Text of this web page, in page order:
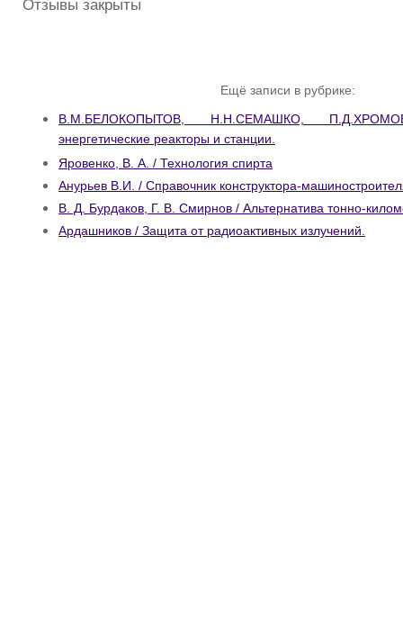
Отзывы закрыты
Ещё записи в рубрике:
В.М.БЕЛОКОПЫТОВ, Н.Н.СЕМАШКО,
энергетические реакторы и станции.
Яровенко, В. А. / Технология спирта
Анурьев В.И. / Справочник конструктора-
В. Д. Бурдаков, Г. В. Смирнов / Альтернатива тонно-
Ардашников / Защита от радиоактивных излучений.